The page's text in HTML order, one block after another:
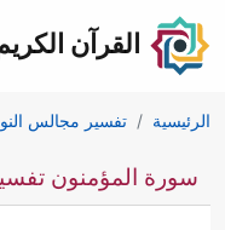
القرآن
الرئيسية تفسير مجالس
سورة المؤمنون تفسير